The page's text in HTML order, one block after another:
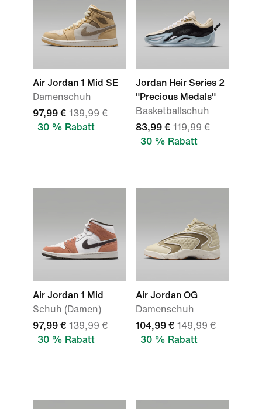
Air Jordan 1 Mid SE
Damenschuh
97,99 € 139,99 €
30 % Rabatt
Jordan Heir Series 2
"Precious Medals"
Basketballschuh
83,99 € 119,99 €
30 % Rabatt
Air Jordan 1 Mid
Schuh (Damen)
97,99 € 139,99 €
30 % Rabatt
Air Jordan OG
Damenschuh
104,99 € 149,99 €
30 % Rabatt